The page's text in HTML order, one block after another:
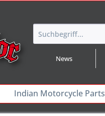
News
Indian Motorcycle Parts